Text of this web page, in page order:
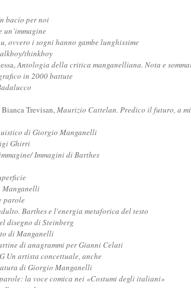
bacio per noi
un’immagine
ovvero i sogni hanno gambe lunghissime
thinkboy
Antologia della critica manganelliana. Nota e
in 2000 battute
Trevisan,Maurizio Cattelan. Predico il futuro, a
di Giorgio Manganelli
Ghirri
Immagini di Barthes
Manganelli
parole
Barthes e l'energia metaforica del testo
disegno di Steinberg
di Manganelli
di anagrammi per Gianni Celati
Un artista concettuale, anche
di Giorgio Manganelli
la voce comica nei «Costumi degli italiani»